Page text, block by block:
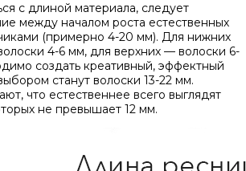
с длиной материала, следует
между началом роста естественных
(примерно 4-20 мм). Для нижних
4-6 мм, для верхних — волоски 6-
создать креативный, эффектный
станут волоски 13-22 мм.
что естественнее всего выглядят
не превышает 12 мм.